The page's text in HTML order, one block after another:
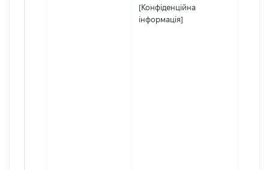
[Конфіденційна
інформація]